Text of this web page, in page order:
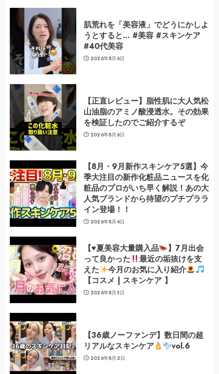
肌荒れを「美容液」でどうにかしよ
うとすると… #美容 #スキンケア
#40代美容
2026年8月6日
【正直レビュー】脂性肌に大人気松
山油脂のアミノ酸浸透水。その効果
を検証したのでご紹介するぞ
2026年8月6日
【8月・9月新作スキンケア5選】今
季大注目の新作化粧品ニュースを化
粧品のプロがいち早く解説！あの大
人気ブランドから待望のプチプララ
イン登場！！
2026年8月4日
【♥️夏美容大量購入品
】7月出会
って良かった
最近の垢抜けを支
えた
今月のお気に入り紹介
【コスメ | スキンケア 】
2026年8月3日
【36歳ノーファンデ】数日間の超
リアルなスキンケア
vol.6
2026年8月2日